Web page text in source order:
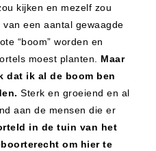
kijken en mezelf zou
een aantal gewaagde
“boom” worden en
moest planten. Maar
dat ik al de boom ben
Sterk en groeiend en al
aan de mensen die er
in de tuin van het
om hier te